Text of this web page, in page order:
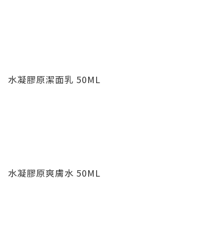
水凝膠原潔面乳 50ML
水凝膠原爽膚水 50ML